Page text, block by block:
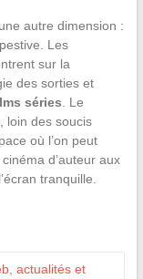
autre dimension :
Les
sur la
des sorties et
séries . Le
loin des soucis
où l’on peut
d’auteur aux
tranquille.
actualités et